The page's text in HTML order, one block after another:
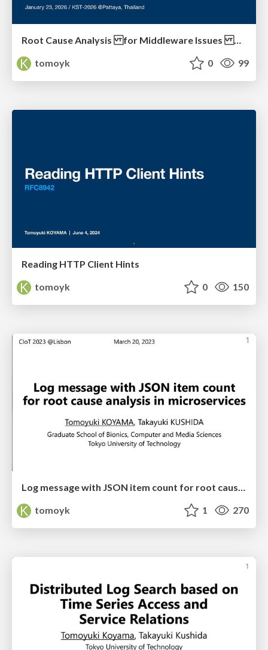
Root Cause Analysis for Middleware Issues by Kubernetes Resource Events / KST-2026
tomoyk
0 99
Reading HTTP Client Hints
tomoyk
0 150
Log message with JSON item count for root cause analysis in microservices
tomoyk
1 270